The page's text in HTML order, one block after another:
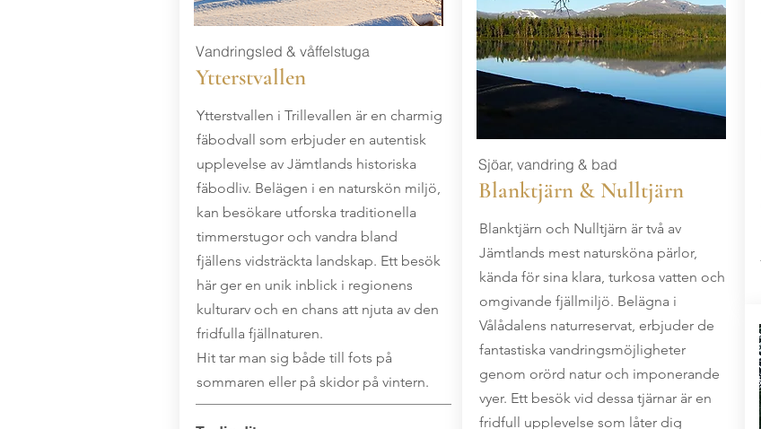
Vandringsled & våffelstuga
Ytterstvallen
Ytterstvallen i Trillevallen är en charmig
fäbodvall som erbjuder en autentisk
upplevelse av Jämtlands historiska
fäbodliv. Belägen i en naturskön miljö,
kan besökare utforska traditionella
timmerstugor och vandra bland
fjällens vidsträckta landskap. Ett besök
här ger en unik inblick i regionens
kulturarv och en chans att njuta av den
fridfulla fjällnaturen.
Hit tar man sig både till fots på
sommaren eller på skidor på vintern.
Sjöar, vandring & bad
Blanktjärn & Nulltjärn
Blanktjärn och Nulltjärn är två av
Jämtlands mest natursköna pärlor,
kända för sina klara, turkosa vatten och
omgivande fjällmiljö. Belägna i
Vålådalens naturreservat, erbjuder de
fantastiska vandringsmöjligheter
genom orörd natur och imponerande
vyer. Ett besök vid dessa tjärnar är en
fridfull upplevelse som låter dig